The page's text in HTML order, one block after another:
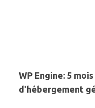
WP Engine: 5
d'hébergement